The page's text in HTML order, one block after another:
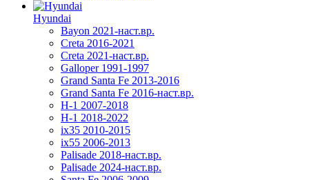
Hyundai
Bayon 2021-наст.вр.
Creta 2016-2021
Creta 2021-наст.вр.
Galloper 1991-1997
Grand Santa Fe 2013-2016
Grand Santa Fe 2016-наст.вр.
H-1 2007-2018
H-1 2018-2022
ix35 2010-2015
ix55 2006-2013
Palisade 2018-наст.вр.
Palisade 2024-наст.вр.